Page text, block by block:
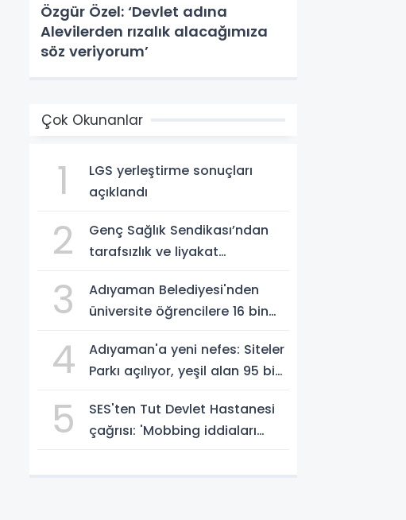
Özgür Özel: ‘Devlet adına
Alevilerden rızalık alacağımıza
söz veriyorum’
Çok Okunanlar
1
LGS yerleştirme sonuçları
açıklandı
2
Genç Sağlık Sendikası’ndan
tarafsızlık ve liyakat
3
Adıyaman Belediyesi'nden
üniversite öğrencilere 16 bin
Videolu Haber
4
Adıyaman'a yeni nefes: Siteler
Parkı açılıyor, yeşil alan 95 bin
Haber
5
SES'ten Tut Devlet Hastanesi
çağrısı: 'Mobbing iddiaları